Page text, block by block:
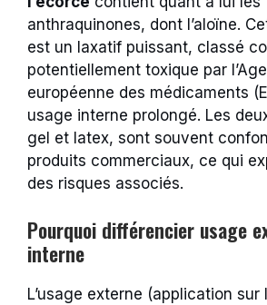
anthraquinones, dont l’aloïne.
est un laxatif puissant, classé
potentiellement toxique par
européenne des médicaments
usage interne prolongé. Les
gel et latex, sont souvent
produits commerciaux, ce qui
des risques associés.
Pourquoi différencier usage
interne
L’usage externe (application sur